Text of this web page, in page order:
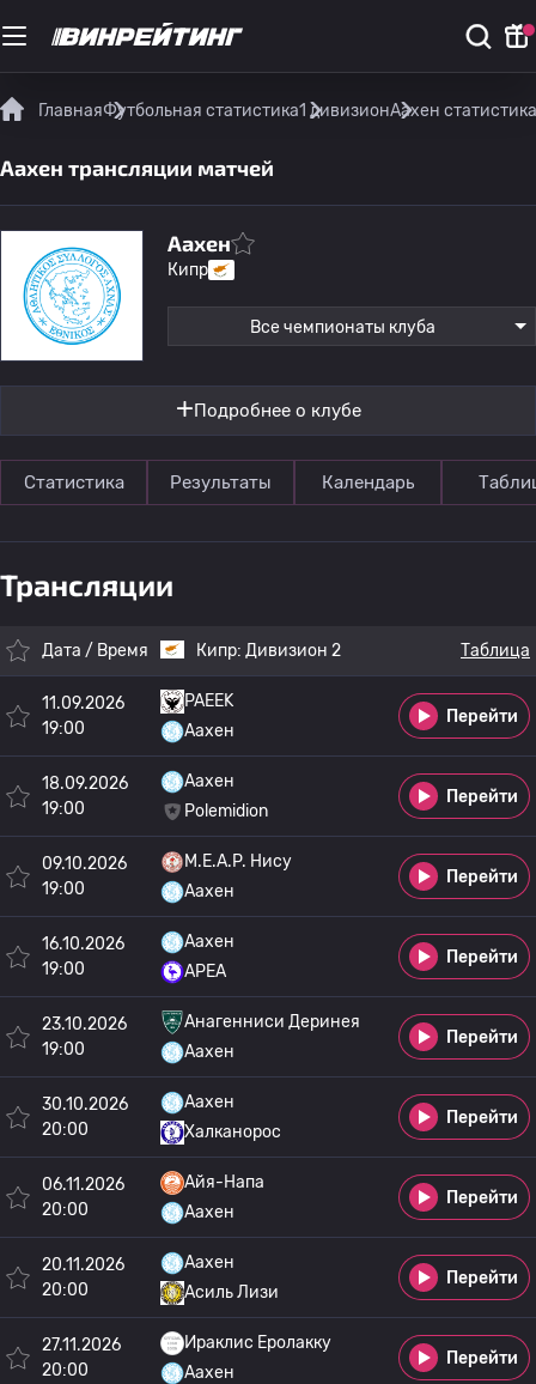
ГлавнаяФутбольная статистика1 дивизионАахен
Аахен трансляции матчей
Аахен
Кипр
Все чемпионаты клуба
Подробнее о клубе
Статистика Результаты Календарь
Трансляции
Дата / Время Кипр: Дивизион 2 Таблица
11.09.2026
19:00
PAEEK
Аахен
Перейти
18.09.2026
19:00
Аахен
Polemidion
Перейти
09.10.2026
19:00
M.E.A.P. Нису
Аахен
Перейти
16.10.2026
19:00
Аахен
APEA
Перейти
23.10.2026
19:00
Анагенниси Деринея
Аахен
Перейти
30.10.2026
20:00
Аахен
Халканорос
Перейти
06.11.2026
20:00
Айя-Напа
Аахен
Перейти
20.11.2026
20:00
Аахен
Асиль Лизи
Перейти
27.11.2026
20:00
Ираклис Еролакку
Аахен
Перейти